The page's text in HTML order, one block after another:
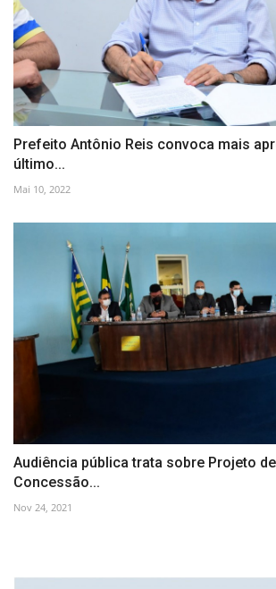
Prefeito Antônio Reis convoca mais
último...
Mai 10, 2022
Audiência pública trata sobre Projeto
Concessão...
Nov 24, 2021